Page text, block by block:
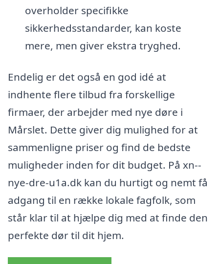
overholder specifikke
sikkerhedsstandarder, kan koste
mere, men giver ekstra tryghed.
Endelig er det også en god idé at
indhente flere tilbud fra forskellige
firmaer, der arbejder med nye døre i
Mårslet. Dette giver dig mulighed for at
sammenligne priser og find de bedste
muligheder inden for dit budget. På xn--
nye-dre-u1a.dk kan du hurtigt og nemt få
adgang til en række lokale fagfolk, som
står klar til at hjælpe dig med at finde den
perfekte dør til dit hjem.